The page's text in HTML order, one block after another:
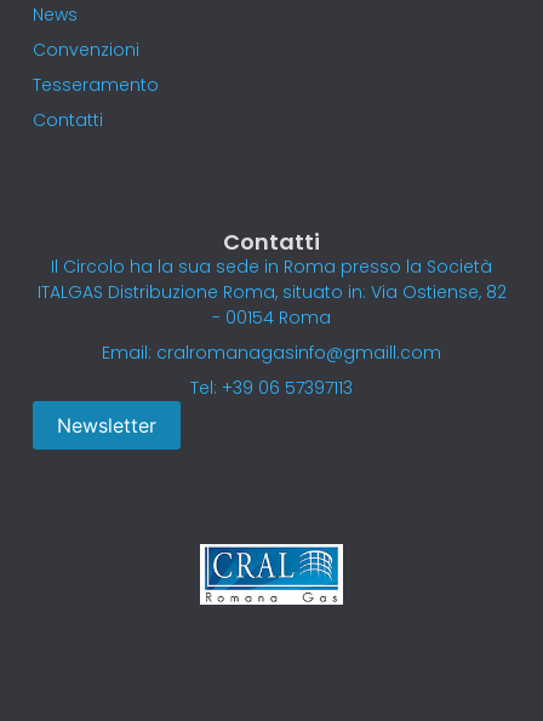
News
Convenzioni
Tesseramento
Contatti
Contatti
Il Circolo ha la sua sede in Roma presso la Società
ITALGAS Distribuzione Roma, situato in: Via Ostiense, 82
- 00154 Roma
Email: cralromanagasinfo@gmaill.com
Tel: +39 06 57397113
Newsletter